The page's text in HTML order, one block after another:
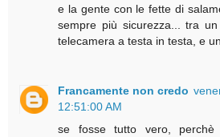
e la gente con le fette di
sempre più sicurezza... tra
telecamera a testa in testa, e
Francamente non credo
12:51:00 AM
se fosse tutto vero,